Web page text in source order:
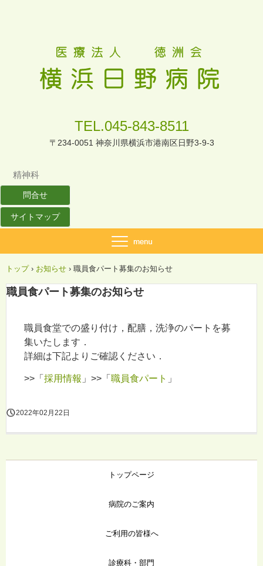
TEL.045-843-8511
〒234-0051 神奈川県横浜市港南区日野3-9-3
精神科
問合せ
サイトマップ
トップ › お知らせ › 職員食パート募集のお知らせ
職員食パート募集のお知らせ
職員食堂での盛り付け，配膳，洗浄のパートを募
集いたします．
詳細は下記よりご確認ください．
>>「 採用情報 」>>「 職員食パート 」
2022年02月22日
トップページ
病院のご案内
ご利用の皆様へ
診療科・部門